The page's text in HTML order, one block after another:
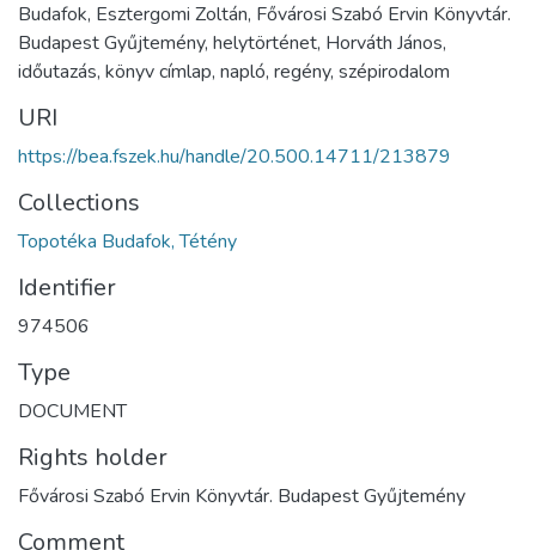
Budafok, Esztergomi Zoltán, Fővárosi Szabó Ervin Könyvtár.
Budapest Gyűjtemény, helytörténet, Horváth János,
időutazás, könyv címlap, napló, regény, szépirodalom
URI
https://bea.fszek.hu/handle/20.500.14711/213879
Collections
Topotéka Budafok, Tétény
Identifier
974506
Type
DOCUMENT
Rights holder
Fővárosi Szabó Ervin Könyvtár. Budapest Gyűjtemény
Comment